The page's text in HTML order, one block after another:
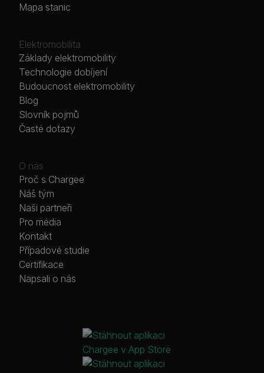
Mapa stanic
Elektromobilita
Základy elektromobility
Technologie dobíjení
Budoucnost elektromobility
Blog
Slovník pojmů
Časté dotazy
O nás
Proč s Chargee
Náš tým
Naši partneři
Pro média
Kontakt
Případové studie
Certifikace
Napsali o nás